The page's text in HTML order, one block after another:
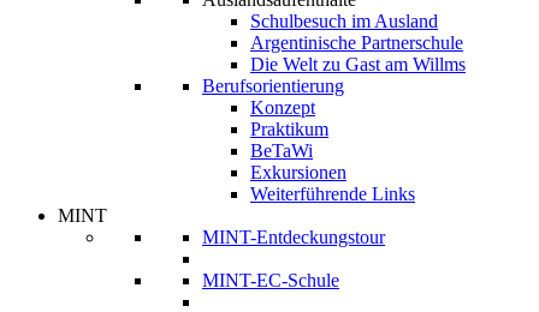
Schulbesuch im Ausland
Argentinische Partnerschule
Die Welt zu Gast am Willms
Berufsorientierung
Konzept
Praktikum
BeTaWi
Exkursionen
Weiterführende Links
MINT
MINT-Entdeckungstour
MINT-EC-Schule